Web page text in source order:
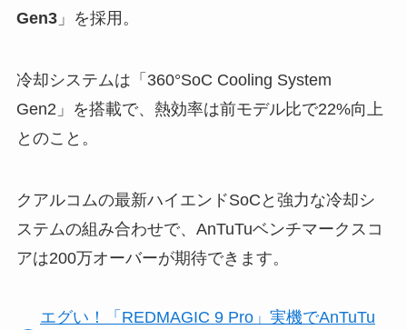
Gen3」を採用。
冷却システムは「360°SoC Cooling System
Gen2」を搭載で、熱効率は前モデル比で22%向上
とのこと。
クアルコムの最新ハイエンドSoCと強力な冷却シ
ステムの組み合わせで、AnTuTuベンチマークスコ
アは200万オーバーが期待できます。
エグい！「REDMAGIC 9 Pro」実機でAnTuTu